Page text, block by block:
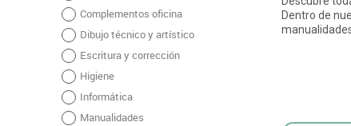
Informática
Manualidades
Material escolar
Plastifica, encuaderna, destruye
Papel y manipulados
Juegos heurísticos
Juegos de mesa
Pizarras,
Sillas,
Complementos oficina
Dibujo técnico y artístico
Escritura y corrección
Higiene
Informática
Manualidades
Dentro de